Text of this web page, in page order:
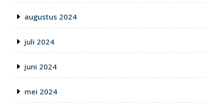
augustus 2024
juli 2024
juni 2024
mei 2024